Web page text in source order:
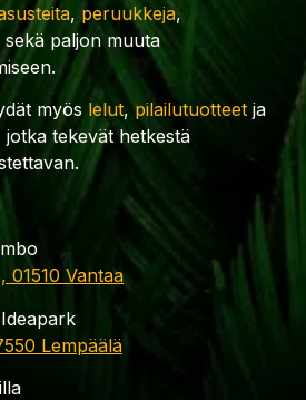
, peruukkeja,
sekä paljon muuta
myös lelut,pilailutuotteet ja
jotka tekevät hetkestä
01510 Vantaa
Lempäälä